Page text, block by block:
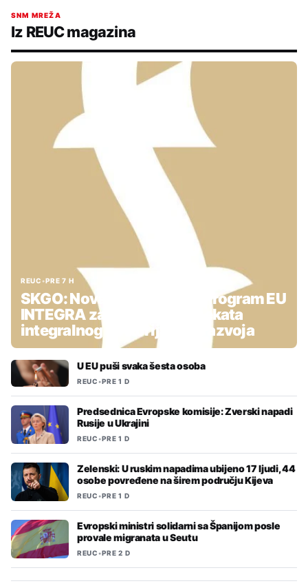
SNM MREŽA
Iz REUC magazina
REUC •PRE 7 H
SKGO: Nova podrška kroz Program EU
INTEGRA za pripremu projekata
integralnog teritorijalnog razvoja
U EU puši svaka šesta osoba
REUC•PRE 1 D
Predsednica Evropske komisije: Zverski napadi
Rusije u Ukrajini
REUC•PRE 1 D
Zelenski: U ruskim napadima ubijeno 17 ljudi, 44
osobe povređene na širem području Kijeva
REUC•PRE 1 D
Evropski ministri solidarni sa Španijom posle
provale migranata u Seutu
REUC•PRE 2 D